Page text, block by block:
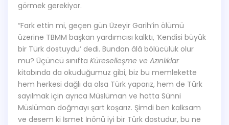
görmek gerekiyor.
“Fark ettin mi, geçen gün Üzeyir Garih’in ölümü
üzerine TBMM başkan yardımcısı kalktı, ‘Kendisi büyük
bir Türk dostuydu’ dedi. Bundan âlâ bölücülük olur
mu? Üçüncü sınıfta Küreselleşme ve Azınlıklar
kitabında da okuduğumuz gibi, biz bu memlekette
hem herkesi dağlı da olsa Türk yaparız, hem de Türk
sayılmak için ayrıca Müslüman ve hatta Sünni
Müslüman doğmayı şart koşarız. Şimdi ben kalksam
ve desem ki İsmet İnönü iyi bir Türk dostudur, bu ne